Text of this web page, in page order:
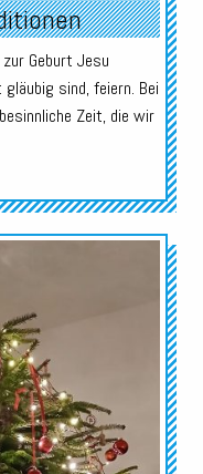
Geburt Jesu
sind, feiern. Bei
Zeit, die wir
Audio-
Player